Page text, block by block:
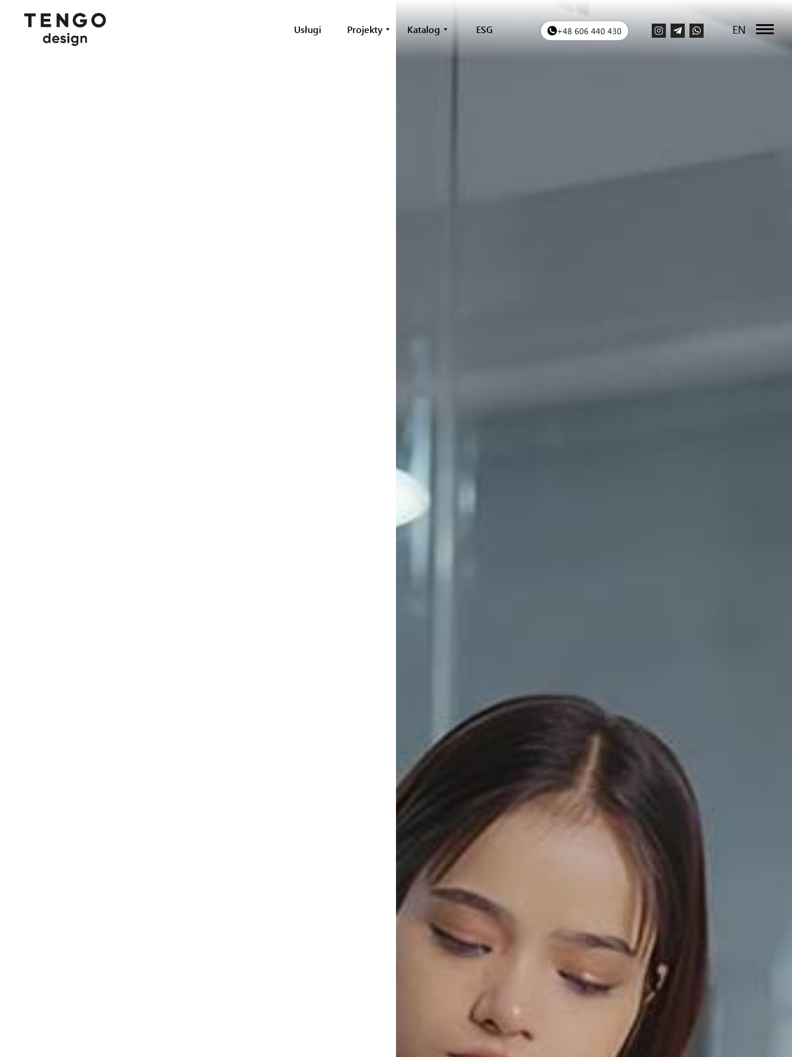
ESG
Projekty Katalog
Usługi EN
+48 606 440 430